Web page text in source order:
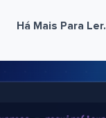
Há Mais Para Ler.